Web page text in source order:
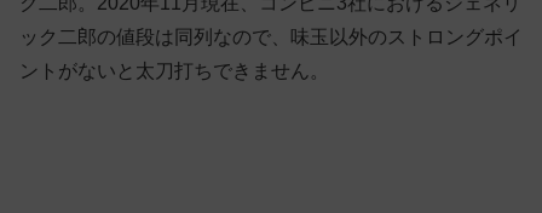
ック二郎の値段は同列なので、味玉以外のストロングポイ
ントがないと太刀打ちできません。